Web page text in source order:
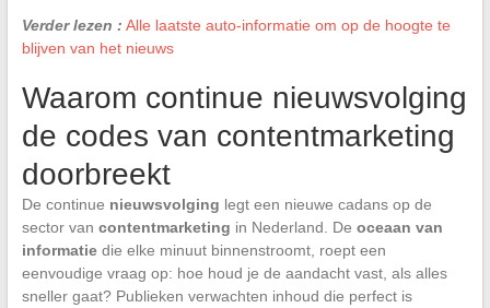
Verder lezen : Alle laatste auto-informatie om op de hoogte te
blijven van het nieuws
Waarom continue nieuwsvolging
de codes van contentmarketing
doorbreekt
De continue nieuwsvolging legt een nieuwe cadans op de
sector van contentmarketing in Nederland. De oceaan van
informatiedie elke minuut binnenstroomt, roept een
eenvoudige vraag op: hoe houd je de aandacht vast, als alles
sneller gaat? Publieken verwachten inhoud die perfect is